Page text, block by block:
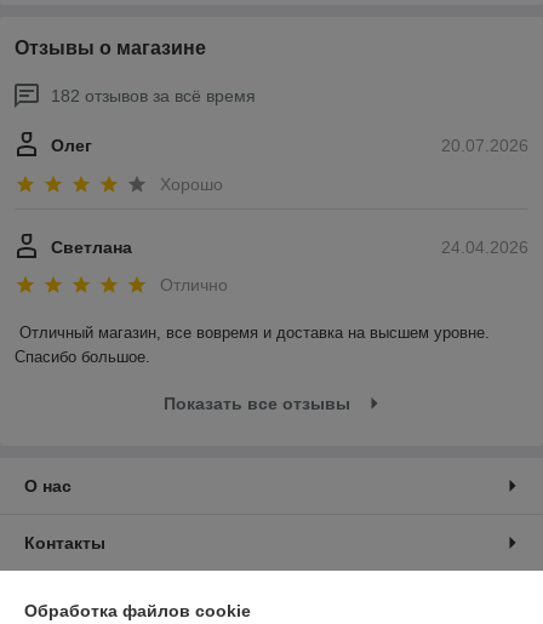
Отзывы о магазине
182 отзывов за всё время
20.07.2026
Олег
Хорошо
24.04.2026
Светлана
Отлично
Отличный магазин, все вовремя и доставка на высшем уровне.
Спасибо большое.
Показать все отзывы
О нас
Контакты
Обработка файлов cookie